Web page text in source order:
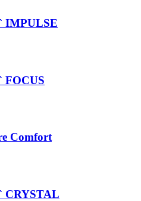
IMPULSE
FOCUS
Comfort
CRYSTAL